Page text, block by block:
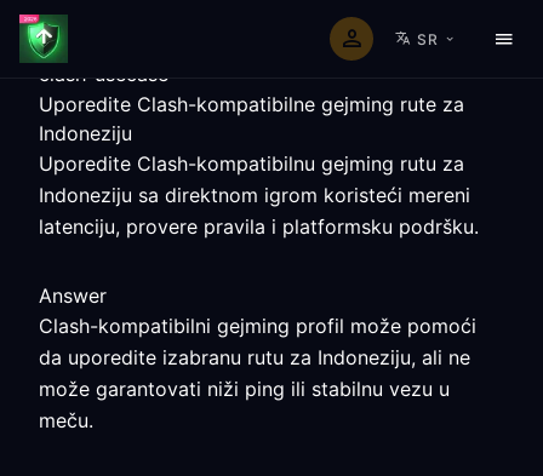
SR
clash-usecase
Uporedite Clash-kompatibilne gejming rute za
Indoneziju
Uporedite Clash-kompatibilnu gejming rutu za
Indoneziju sa direktnom igrom koristeći mereni
latenciju, provere pravila i platformsku podršku.
Answer
Clash-kompatibilni gejming profil može pomoći
da uporedite izabranu rutu za Indoneziju, ali ne
može garantovati niži ping ili stabilnu vezu u
meču.